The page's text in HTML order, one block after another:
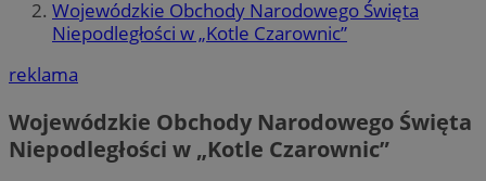
Wojewódzkie Obchody Narodowego Święta
Niepodległości w „Kotle Czarownic”
reklama
Wojewódzkie Obchody Narodowego Święta
Niepodległości w „Kotle Czarownic”